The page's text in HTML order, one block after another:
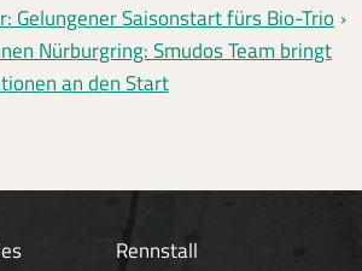
Gelungener Saisonstart fürs Bio-Trio
Nürburgring: Smudos Team bringt
an den Start
Rennstall